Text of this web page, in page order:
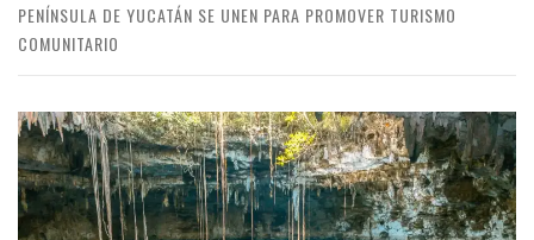
PENÍNSULA DE YUCATÁN SE UNEN PARA PROMOVER TURISMO
COMUNITARIO